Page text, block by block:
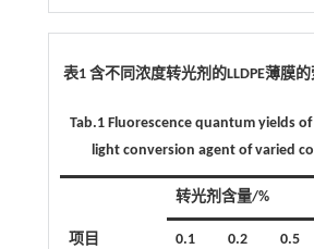
表1 含不同浓度转光剂的LLDPE薄膜
Tab.1 Fluorescence quantum yields of
light conversion agent of varied
项目
转光剂含量/%
0.1 0.2 0.5